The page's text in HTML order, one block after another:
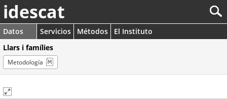
idescat
Datos Servicios Métodos
El Instituto
Llars i famílies
Metodología